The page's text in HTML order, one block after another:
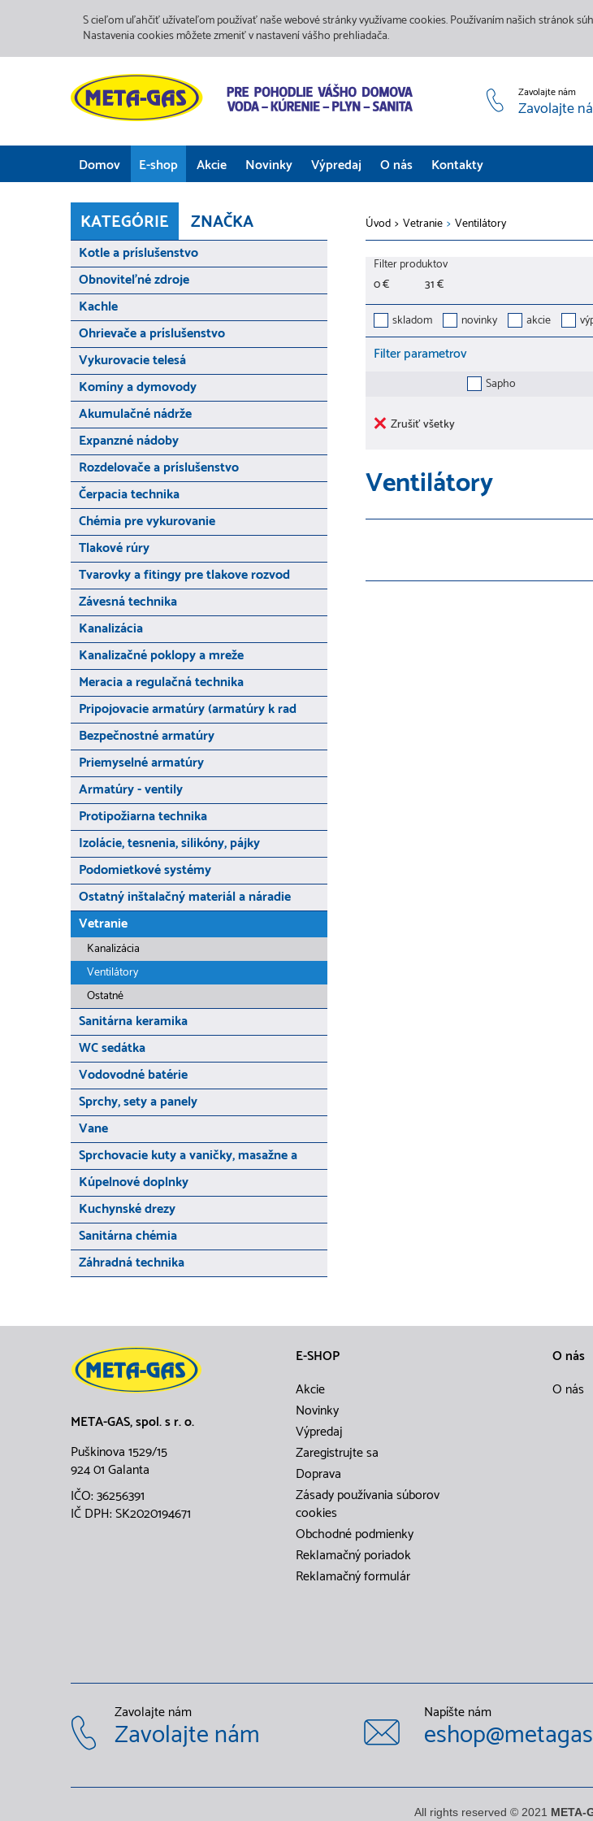
S cieľom uľahčiť užívateľom používať naše webové stránky využívame cookies. Používaním našich stránok
Nastavenia cookies môžete zmeniť v nastavení vášho prehliadača.
Zavolajte nám
Zavolajte
Domov E-shop Akcie Novinky Výpredaj O nás
Služby
Predajne
Galéria
Kontakty
KATEGÓRIE ZNAČKA
Kotle a príslušenstvo
Obnoviteľné zdroje
Kachle
Ohrievače a príslušenstvo
Vykurovacie telesá
Komíny a dymovody
Akumulačné nádrže
Expanzné nádoby
Rozdelovače a príslušenstvo
Čerpacia technika
Chémia pre vykurovanie
Tlakové rúry
Tvarovky a fitingy pre tlakove rozvod
Závesná technika
Kanalizácia
Kanalizačné poklopy a mreže
Meracia a regulačná technika
Pripojovacie armatúry (armatúry k rad
Bezpečnostné armatúry
Priemyselné armatúry
Armatúry - ventily
Protipožiarna technika
Izolácie, tesnenia, silikóny, pájky
Podomietkové systémy
Ostatný inštalačný materiál a náradie
Vetranie
Kanalizácia
Ventilátory
Ostatné
Sanitárna keramika
WC sedátka
Vodovodné batérie
Sprchy, sety a panely
Vane
Sprchovacie kuty a vaničky, masažne a
Kúpelnové doplnky
Kuchynské drezy
Sanitárna chémia
Záhradná technika
Úvod > Vetranie > Ventilátory
Filter produktov
0 €
31 €
skladom
novinky akcie
Filter parametrov
Sapho
Zrušiť všetky
Ventilátory
META-GAS, spol. s r. o.
Puškinova 1529/15
924 01 Galanta
IČO: 36256391
IČ DPH: SK2020194671
E-SHOP
Akcie
Novinky
Výpredaj
Zaregistrujte sa
Doprava
Zásady používania súborov
cookies
Obchodné podmienky
Reklamačný poriadok
Reklamačný formulár
O nás
O nás
Zavolajte nám
Zavolajte nám
Napíšte nám
All rights reserved © 2021 META-